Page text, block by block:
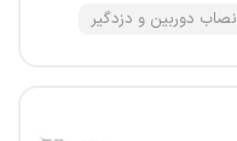
نصاب دوربین و دزدگیر